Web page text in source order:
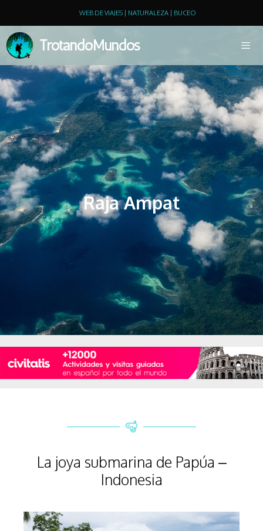
WEB DE VIAJES | NATURALEZA | BUCEO
TrotandoMundos
Raja Ampat
La joya submarina de Papúa –
Indonesia